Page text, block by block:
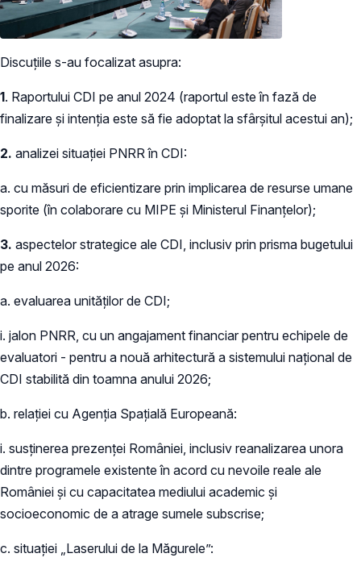
Discuțiile s-au focalizat asupra:
1. Raportului CDI pe anul 2024 (raportul este în fază de
finalizare și intenția este să fie adoptat la sfârșitul acestui an);
2. analizei situației PNRR în CDI:
a. cu măsuri de eficientizare prin implicarea de resurse umane
sporite (în colaborare cu MIPE și Ministerul Finanțelor);
3. aspectelor strategice ale CDI, inclusiv prin prisma bugetului
pe anul 2026:
a. evaluarea unităților de CDI;
i. jalon PNRR, cu un angajament financiar pentru echipele de
evaluatori - pentru a nouă arhitectură a sistemului național de
CDI stabilită din toamna anului 2026;
b. relației cu Agenția Spațială Europeană:
i. susținerea prezenței României, inclusiv reanalizarea unora
dintre programele existente în acord cu nevoile reale ale
României și cu capacitatea mediului academic și
socioeconomic de a atrage sumele subscrise;
c. situației „Laserului de la Măgurele”: